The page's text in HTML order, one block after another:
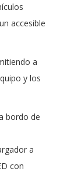
accesible
a
y los
bordo de
a
con